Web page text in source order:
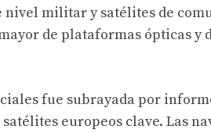
nivel militar y satélites de
de plataformas ópticas y
fue subrayada por
europeos clave. Las